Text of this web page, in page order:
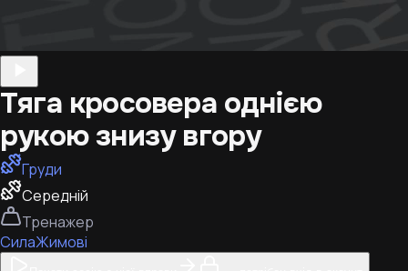
Тяга кросовера однією
рукою знизу вгору
Груди
Середній
Тренажер
СилаЖимові